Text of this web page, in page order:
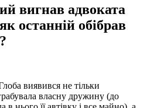
вигнав адвоката
останній обібрав
виявився не тільки
власну дружину (до